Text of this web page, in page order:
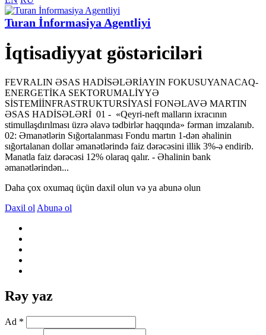
Turan İnformasiya Agentliyi
İqtisadiyyat göstəriciləri
FEVRALIN ƏSAS HADİSƏLƏRİAYIN FOKUSUYANACAQ-
ENERGETİKA SEKTORUMALİYYƏ
SİSTEMİİNFRASTRUKTURSİYASİ FONƏLAVƏ MARTIN
ƏSAS HADİSƏLƏRİ 01 - «Qeyri-neft malların ixracının
stimullaşdırılması üzrə əlavə tədbirlər haqqında» fərman imzalanıb.
02: Əmanətlərin Sığortalanması Fondu martın 1-dən əhalinin
sığortalanan dollar əmanətlərində faiz dərəcəsini illik 3%-ə endirib.
Manatla faiz dərəcəsi 12% olaraq qalır. - Əhalinin bank
əmanətlərindən...
Daha çox oxumaq üçün daxil olun və ya abunə olun
Daxil ol Abunə ol
Rəy yaz
Ad *